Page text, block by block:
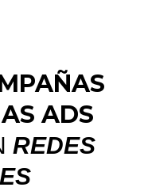
ADS
REDES